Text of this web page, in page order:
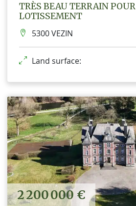
TRÈS BEAU TERRAIN POUR
LOTISSEMENT
5300 VEZIN
Land surface:
2 200 000 €